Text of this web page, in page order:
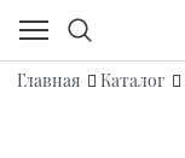
Главная Каталог